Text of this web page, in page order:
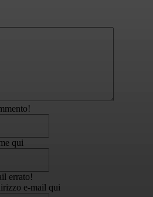
qui
errato!
e-mail qui